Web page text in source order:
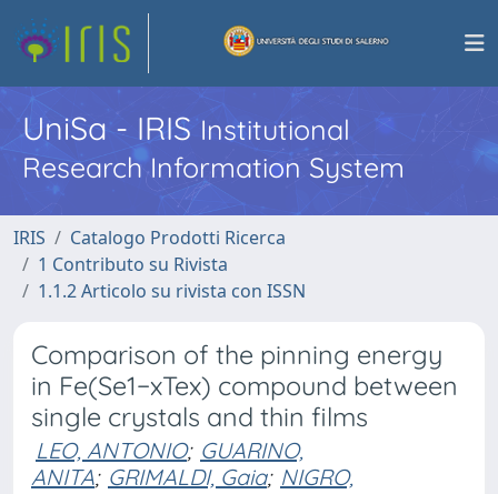
UniSa - IRISInstitutional
Research Information System
IRIS
Catalogo Prodotti Ricerca
1 Contributo su Rivista
1.1.2 Articolo su rivista con ISSN
Comparison of the pinning energy
in Fe(Se1−xTex) compound between
single crystals and thin films
LEO, ANTONIO; GUARINO,
ANITA; GRIMALDI, Gaia; NIGRO,